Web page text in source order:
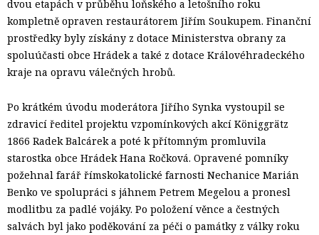
dvou etapách v průběhu loňského a letošního roku
kompletně opraven restaurátorem Jiřím Soukupem. Finanční
prostředky byly získány z dotace Ministerstva obrany za
spoluúčasti obce Hrádek a také z dotace Královéhradeckého
kraje na opravu válečných hrobů.
Po krátkém úvodu moderátora Jiřího Synka vystoupil se
zdravicí ředitel projektu vzpomínkových akcí Königgrätz
1866 Radek Balcárek a poté k přítomným promluvila
starostka obce Hrádek Hana Ročková. Opravené pomníky
požehnal farář římskokatolické farnosti Nechanice Marián
Benko ve spolupráci s jáhnem Petrem Megelou a pronesl
modlitbu za padlé vojáky. Po položení věnce a čestných
salvách byl jako poděkování za péči o památky z války roku